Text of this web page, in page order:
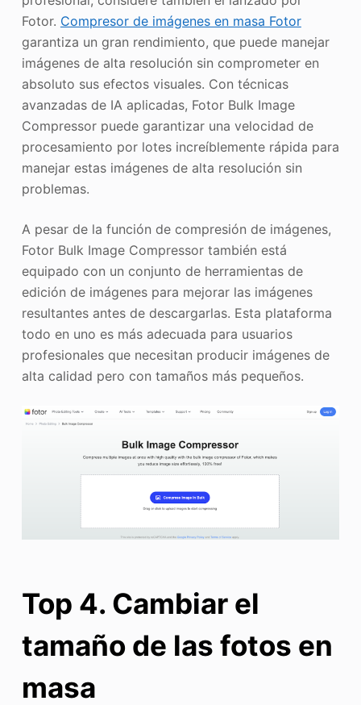
Fotor. Compresor de imágenes en masa Fotor
garantiza un gran rendimiento, que puede manejar
imágenes de alta resolución sin comprometer en
absoluto sus efectos visuales. Con técnicas
avanzadas de IA aplicadas, Fotor Bulk Image
Compressor puede garantizar una velocidad de
procesamiento por lotes increíblemente rápida para
manejar estas imágenes de alta resolución sin
problemas.
A pesar de la función de compresión de imágenes,
Fotor Bulk Image Compressor también está
equipado con un conjunto de herramientas de
edición de imágenes para mejorar las imágenes
resultantes antes de descargarlas. Esta plataforma
todo en uno es más adecuada para usuarios
profesionales que necesitan producir imágenes de
alta calidad pero con tamaños más pequeños.
Top 4. Cambiar el
tamaño de las fotos en
masa